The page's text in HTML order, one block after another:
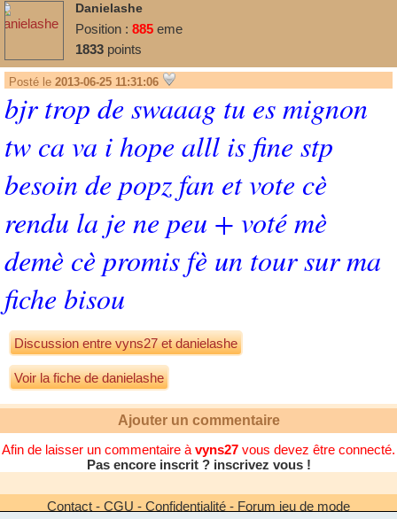
Danielashe
Position : 885 eme
1833 points
Posté le 2013-06-25 11:31:06
bjr trop de swaaag tu es mignon
tw ca va i hope alll is fine stp
besoin de popz fan et vote cè
rendu la je ne peu + voté mè
demè cè promis fè un tour sur ma
fiche bisou
Discussion entrevyns27etdanielashe
Voir la fiche de danielashe
Ajouter un commentaire
Afin de laisser un commentaire à vyns27 vous devez être connecté.
Pas encore inscrit ? inscrivez vous !
Contact - CGU - Confidentialité - Forum jeu de mode